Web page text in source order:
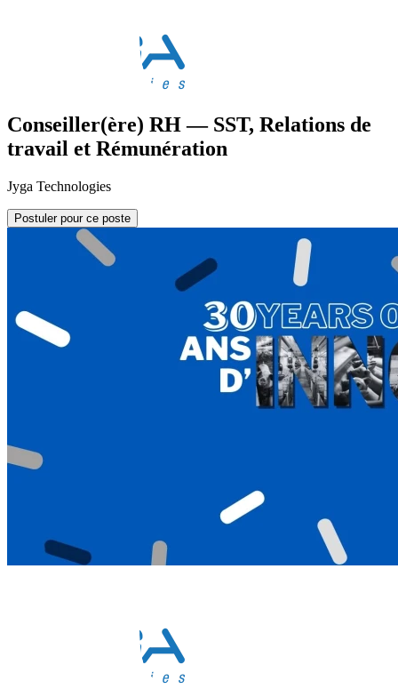
Conseiller(ère) RH — SST, Relations de
travail et Rémunération
Jyga Technologies
Postuler pour ce poste